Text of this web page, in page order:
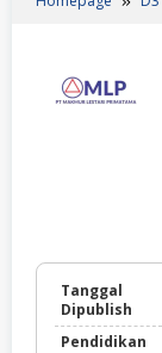
Tanggal
Dipublish
Pendidikan